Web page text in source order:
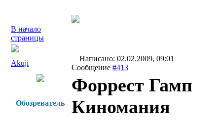
В начало
страницы
Akuji
Написано: 02.02.2009, 09:01
Сообщение #413
Обозреватель
Форрест Гамп
Киномания